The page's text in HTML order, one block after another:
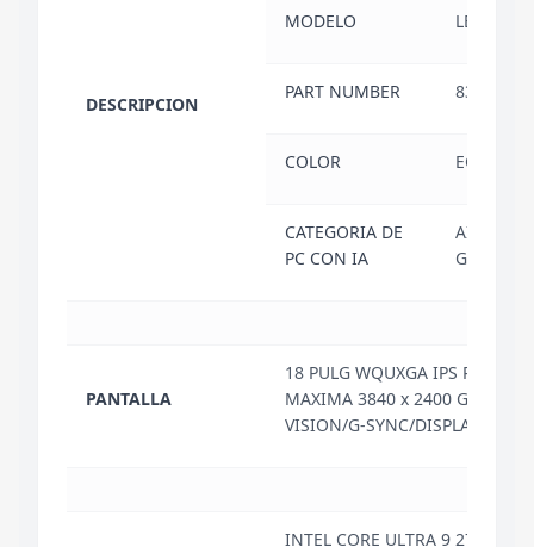
DESCRIPCION
MODELO LEGION
PART NUMBER
COLOR ECLIPSE
CATEGORIA DE
PC CON IA
AI-
GAMING
PANTALLA
18 PULG WQUXGA IPS
MAXIMA 3840 x 2400 GLOSSY/
VISION/G-SYNC/
INTEL CORE ULTRA 9 275HX